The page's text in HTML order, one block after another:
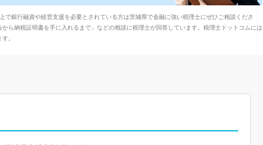
銀行融資や経営支援を必要とされている方は茨城県で金融に強い税理士にぜひご相談くださ
ら納税証明書を手に入れるまで」などの相談に税理士が回答しています。税理士ドットコムには
。